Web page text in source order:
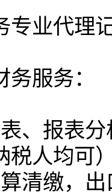
专业代理
服务：
、报表
税人均可
清缴，